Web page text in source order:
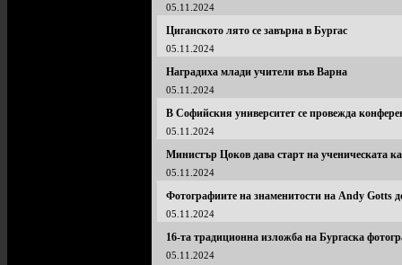
05.11.2024
Циганското лято се завърна в Бургас
05.11.2024
Наградиха млади учители във Варна
05.11.2024
В Софийския университет се провежда
05.11.2024
Министър Цоков дава старт на ученическата
05.11.2024
Фотографиите на знаменитости на Andy Gotts
05.11.2024
16-та традиционна изложба на Бургаска
05.11.2024